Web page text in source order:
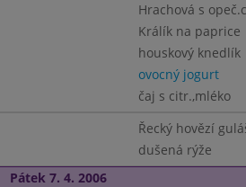
Hrachová s
Králík na paprice
houskový knedlík
ovocný jogurt
čaj s citr.,mléko
Řecký hovězí
dušená rýže
Pátek 7. 4. 2006